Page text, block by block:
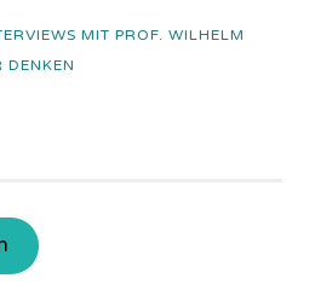
MIT PROF. WILHELM
DENKEN